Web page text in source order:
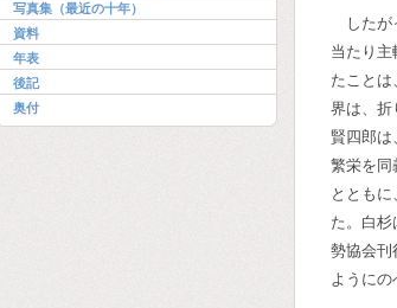
写真集（最近の十年）
資料
年表
後記
奥付
した
当たり主
たこと
界は、折
賢四郎は
繁栄を同
ととも
た。白杉
勢協会刊
ようにの